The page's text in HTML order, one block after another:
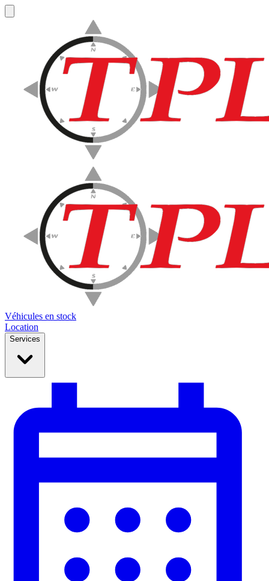
Véhicules en stock
Location
Services